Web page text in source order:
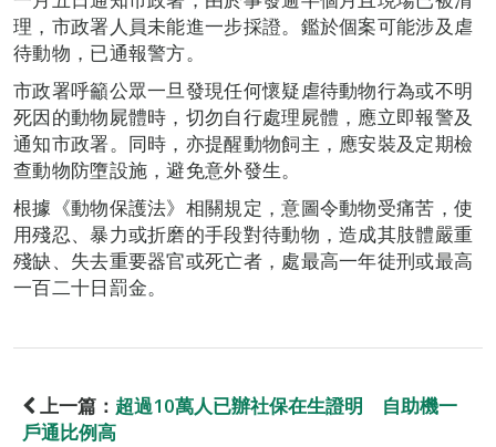
理，市政署人員未能進一步採證。鑑於個案可能涉及虐
待動物，已通報警方。
市政署呼籲公眾一旦發現任何懷疑虐待動物行為或不明
死因的動物屍體時，切勿自行處理屍體，應立即報警及
通知市政署。同時，亦提醒動物飼主，應安裝及定期檢
查動物防墮設施，避免意外發生。
根據《動物保護法》相關規定，意圖令動物受痛苦，使
用殘忍、暴力或折磨的手段對待動物，造成其肢體嚴重
殘缺、失去重要器官或死亡者，處最高一年徒刑或最高
一百二十日罰金。
上一篇： 超過10萬人已辦社保在生證明 自助機一
戶通比例高